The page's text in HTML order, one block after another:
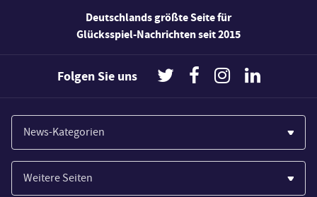
Deutschlands größte Seite für
Glücksspiel-Nachrichten seit 2015
Folgen Sie uns
News-Kategorien
Casinos
Weitere Seiten